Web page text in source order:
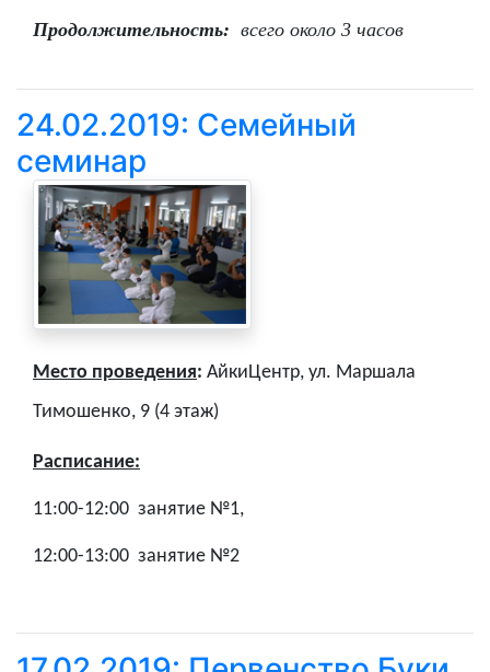
Продолжительность: всего около 3 часов
24.02.2019: Семейный
семинар
Место проведения: АйкиЦентр, ул. Маршала
Тимошенко, 9 (4 этаж)
Расписание:
11:00-12:00 занятие №1,
12:00-13:00 занятие №2